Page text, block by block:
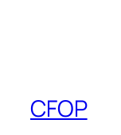
CFOP